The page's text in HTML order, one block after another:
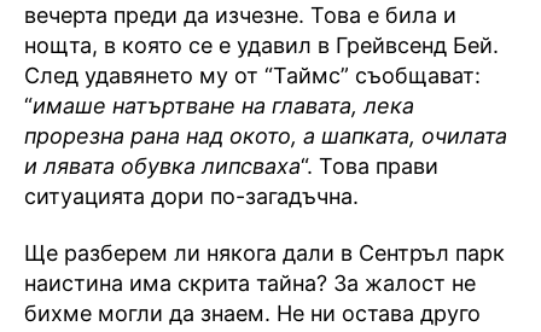
вечерта преди да изчезне. Това е била и
нощта, в която се е удавил в Грейвсенд Бей.
След удавянето му от “Таймс” съобщават:
“имаше натъртване на главата, лека
прорезна рана над окото, а шапката, очилата
и лявата обувка липсваха“. Това прави
ситуацията дори по-загадъчна.
Ще разберем ли някога дали в Сентръл парк
наистина има скрита тайна? За жалост не
бихме могли да знаем. Не ни остава друго